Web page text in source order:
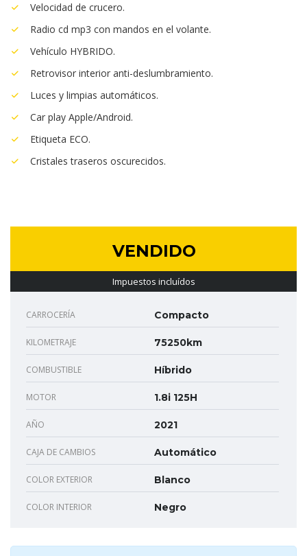
Velocidad de crucero.
Radio cd mp3 con mandos en el volante.
Vehículo HYBRIDO.
Retrovisor interior anti-deslumbramiento.
Luces y limpias automáticos.
Car play Apple/Android.
Etiqueta ECO.
Cristales traseros oscurecidos.
VENDIDO
Impuestos incluídos
CARROCERÍA Compacto
KILOMETRAJE 75250km
COMBUSTIBLE Híbrido
MOTOR 1.8i 125H
AÑO 2021
CAJA DE CAMBIOS Automático
COLOR EXTERIOR Blanco
COLOR INTERIOR Negro